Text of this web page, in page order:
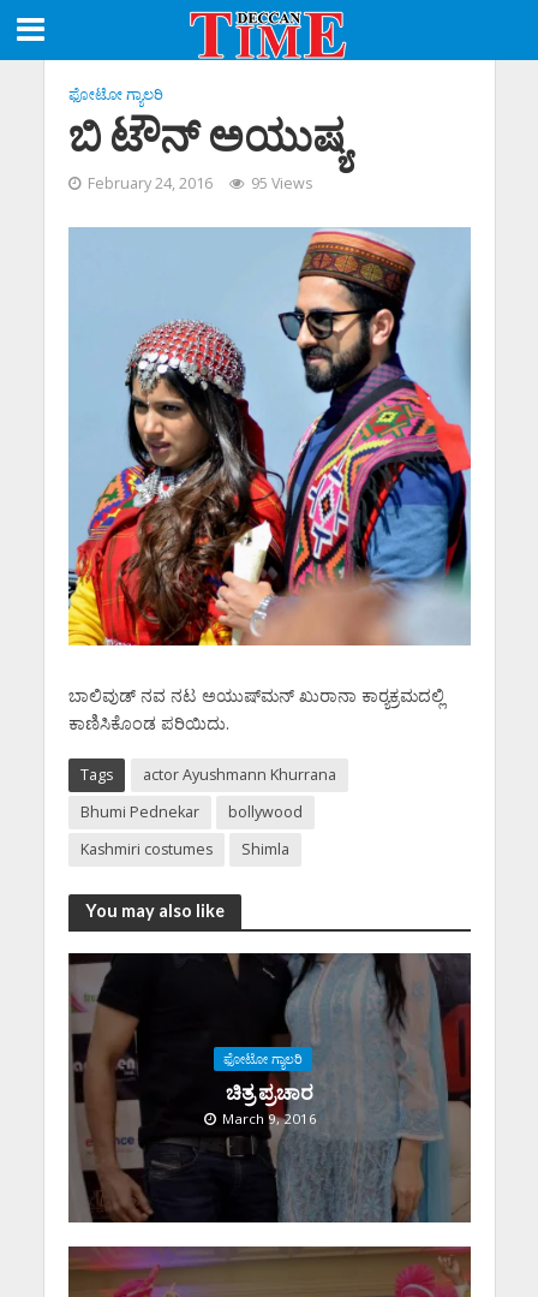
ಫೋಟೋ ಗ್ಯಾಲರಿ
ಬಿ ಟೌನ್ ಅಯುಷ್ಯ
February 24, 2016 95 Views
ಬಾಲಿವುಡ್ ನವ ನಟ ಅಯುಷ್‌ಮನ್ ಖುರಾನಾ ಕಾರ‍್ಯಕ್ರಮದಲ್ಲಿ
ಕಾಣಿಸಿಕೊಂಡ ಪರಿಯಿದು.
Tags
actor Ayushmann Khurrana
Bhumi Pednekar
bollywood
Kashmiri costumes
Shimla
You may also like
ಫೋಟೋ ಗ್ಯಾಲರಿ
ಚಿತ್ರ ಪ್ರಚಾರ
March 9, 2016